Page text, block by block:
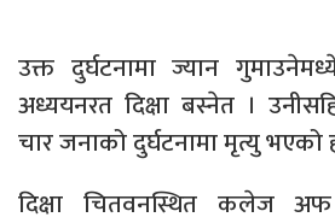
उक्त दुर्घटनामा ज्यान
अध्ययनरत दिक्षा बस्नेत ।
चार जनाको दुर्घटनामा मृत्यु भएको
दिक्षा चितवनस्थित कलेज